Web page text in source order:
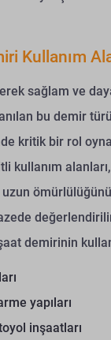
Kullanım
sağlam ve
bu demir
kritik bir rol
kullanım alanları,
demirinin
yapıları
inşaatları